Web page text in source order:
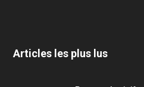
Articles les plus lus